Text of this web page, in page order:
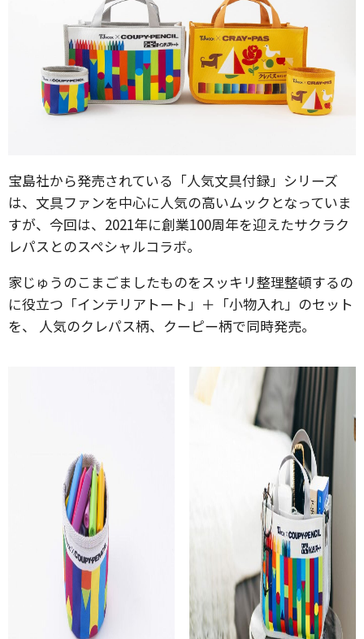
宝島社から発売されている「人気文具付録」シリーズ
は、文具ファンを中心に人気の高いムックとなっていま
すが、今回は、2021年に創業100周年を迎えたサクラク
レパスとのスペシャルコラボ。
家じゅうのこまごましたものをスッキリ整理整頓するの
に役立つ「インテリアトート」＋「小物入れ」のセット
を、 人気のクレパス柄、クーピー柄で同時発売。